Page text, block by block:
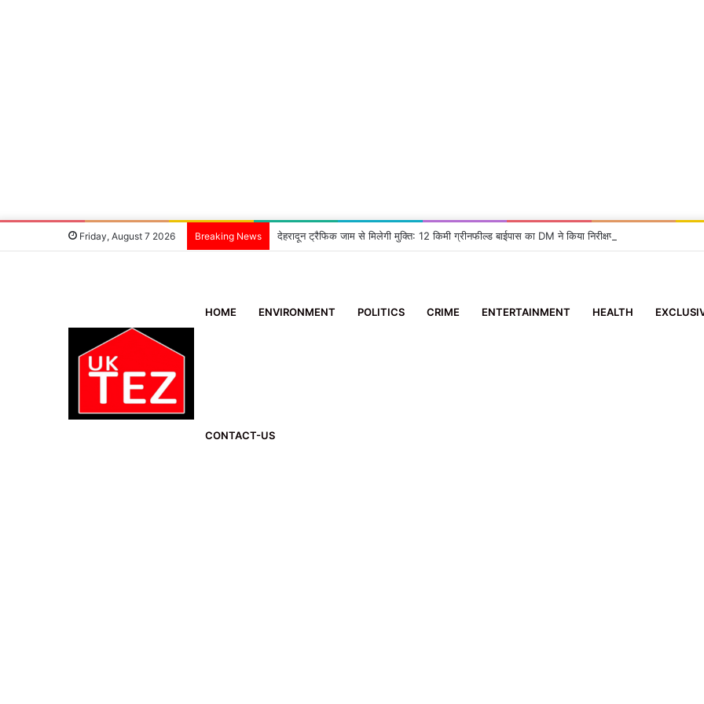
Friday, August 7 2026 Breaking News देहरादून ट्रैफिक जाम से मिलेगी मुक्ति: 12 किमी ग्रीनफील्ड बाईपास का DM ने किया निरीक्षण, दिए सख्त निर्देश
HOME ENVIRONMENT POLITICS CRIME ENTERTAINMENT HEALTH
CONTACT-US